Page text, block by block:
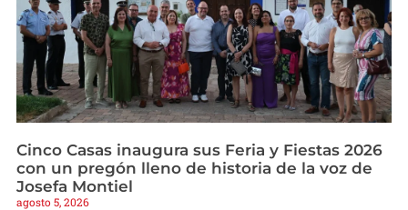
Cinco Casas inaugura sus Feria y Fiestas 2026
con un pregón lleno de historia de la voz de
Josefa Montiel
agosto 5, 2026